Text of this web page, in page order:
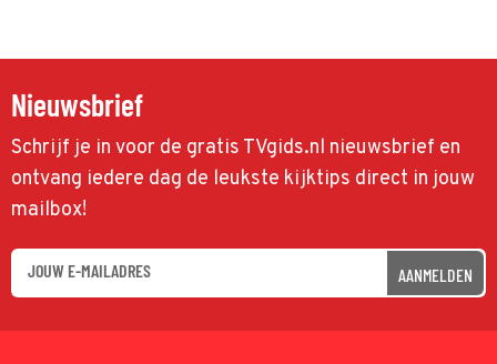
Nieuwsbrief
Schrijf je in voor de gratis TVgids.nl nieuwsbrief en
ontvang iedere dag de leukste kijktips direct in jouw
mailbox!
AANMELDEN